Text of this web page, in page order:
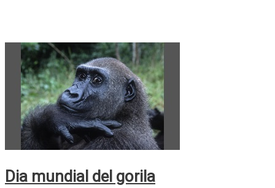
Dia mundial del gorila